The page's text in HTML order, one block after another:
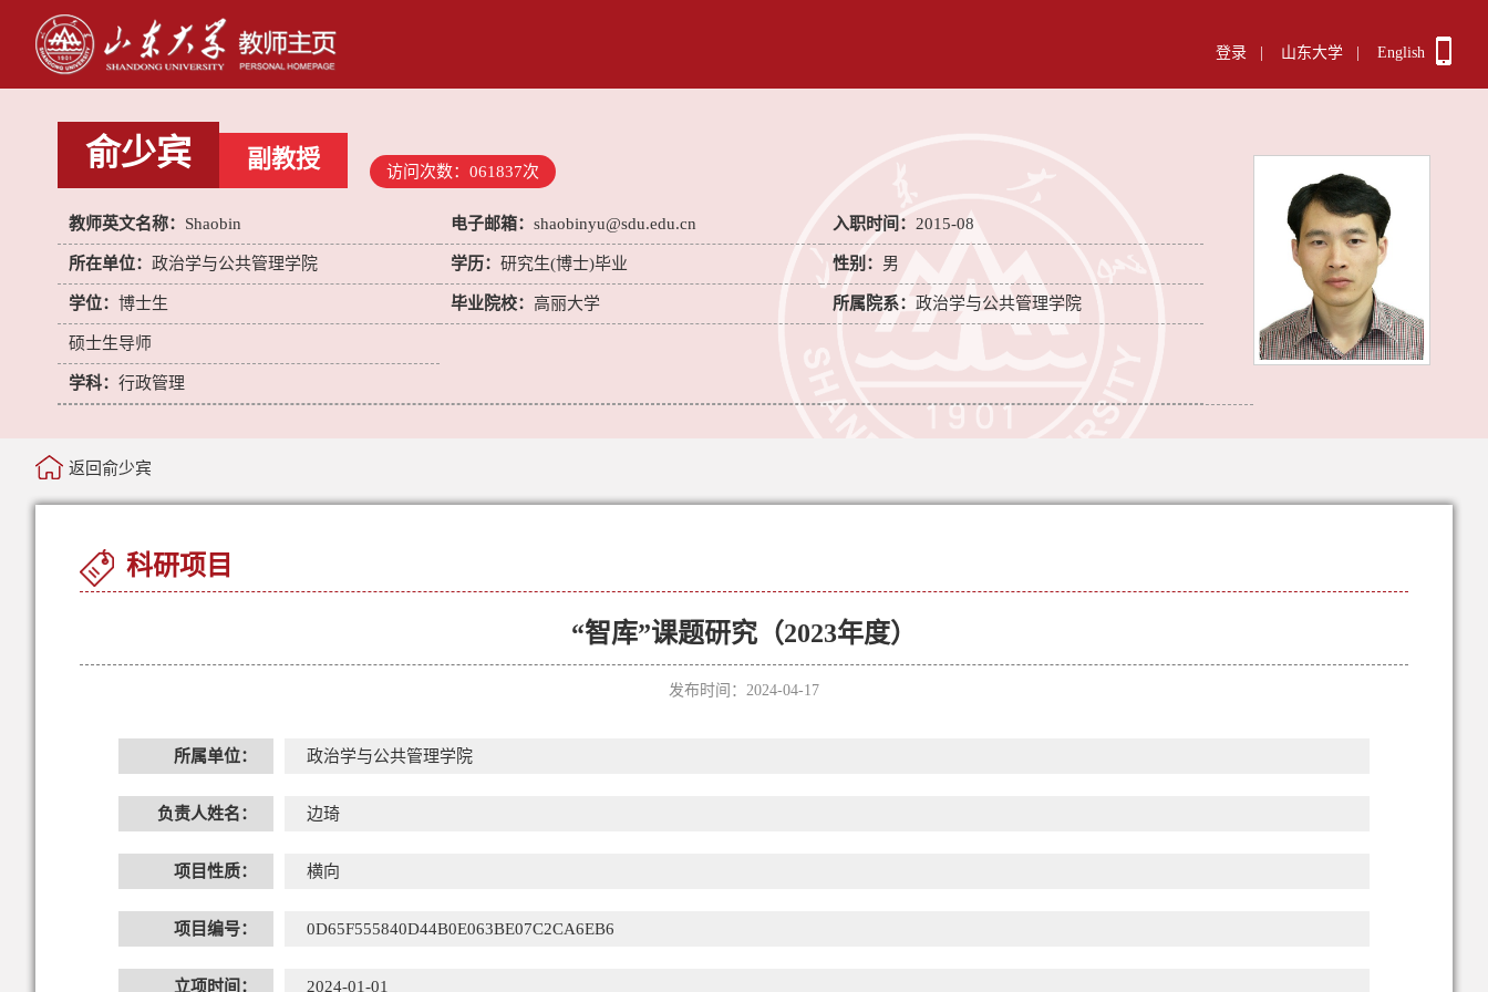
登录 山东大学 English
俞少宾 副教授 访问次数： 061837次
教师英文名称： Shaobin 电子邮箱： shaobinyu@sdu.edu.cn 入职时间： 2015-08
所在单位： 政治学与公共管理学院 学历： 研究生(博士)毕业 性别： 男
学位： 博士生 毕业院校： 高丽大学 所属院系： 政治学与公共管理学院
硕士生导师
学科： 行政管理
返回俞少宾
科研项目
“智库”课题研究（2023年度）
发布时间：2024-04-17
所属单位： 政治学与公共管理学院
负责人姓名： 边琦
项目性质： 横向
项目编号： 0D65F555840D44B0E063BE07C2CA6EB6
立项时间： 2024-01-01